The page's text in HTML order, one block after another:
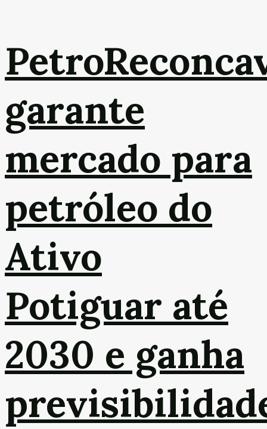
garante
mercado para
petróleo do
Ativo
Potiguar até
2030 e ganha